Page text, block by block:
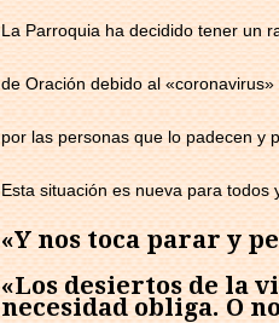
La Parroquia ha decidido tener un
de Oración debido al «coronavirus»
por las personas que lo padecen y
Esta situación es nueva para
«Y nos toca parar y
«Los desiertos de la
necesidad obliga. O